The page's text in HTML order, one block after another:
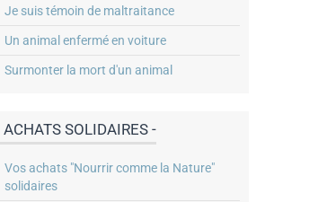
Je suis témoin de maltraitance
Un animal enfermé en voiture
Surmonter la mort d'un animal
ACHATS SOLIDAIRES -
Vos achats "Nourrir comme la Nature"
solidaires